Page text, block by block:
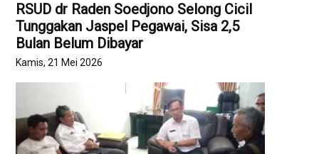
RSUD dr Raden Soedjono Selong Cicil
Tunggakan Jaspel Pegawai, Sisa 2,5
Bulan Belum Dibayar
Kamis, 21 Mei 2026